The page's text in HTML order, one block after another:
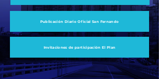
Publicación Diario Oficial San Fernando
Invitaciones de participación El Plan